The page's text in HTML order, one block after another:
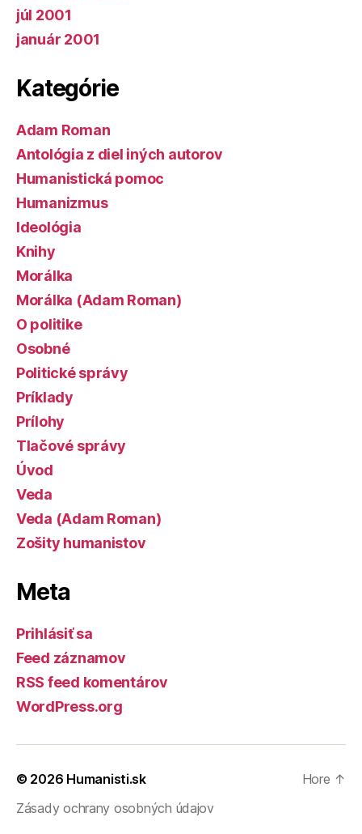
júl 2001
január 2001
Kategórie
Adam Roman
Antológia z diel iných autorov
Humanistická pomoc
Humanizmus
Ideológia
Knihy
Morálka
Morálka (Adam Roman)
O politike
Osobné
Politické správy
Príklady
Prílohy
Tlačové správy
Úvod
Veda
Veda (Adam Roman)
Zošity humanistov
Meta
Prihlásiť sa
Feed záznamov
RSS feed komentárov
WordPress.org
© 2026 Humanisti.sk
Zásady ochrany osobných údajov
Hore ↑